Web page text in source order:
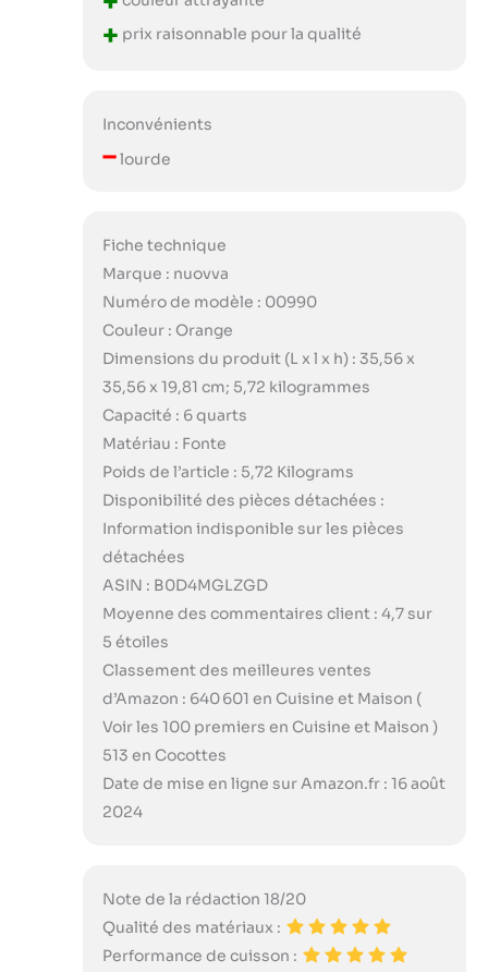
+ prix raisonnable pour la qualité
Inconvénients
–lourde
Fiche technique
Marque : nuovva
Numéro de modèle : 00990
Couleur : Orange
Dimensions du produit (L x l x h) : 35,56 x
35,56 x 19,81 cm; 5,72 kilogrammes
Capacité : 6 quarts
Matériau : Fonte
Poids de l’article : 5,72 Kilograms
Disponibilité des pièces détachées :
Information indisponible sur les pièces
détachées
ASIN : B0D4MGLZGD
Moyenne des commentaires client : 4,7 sur
5 étoiles
Classement des meilleures ventes
d’Amazon : 640 601 en Cuisine et Maison (
Voir les 100 premiers en Cuisine et Maison )
513 en Cocottes
Date de mise en ligne sur Amazon.fr : 16 août
2024
Note de la rédaction 18/20
Qualité des matériaux :
Performance de cuisson :